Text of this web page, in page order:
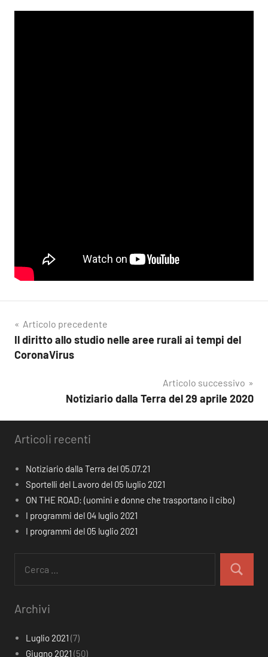
Navigazione
articoli
Articolo precedente
Il diritto allo studio nelle aree rurali ai tempi del
CoronaVirus
Articolo successivo
Notiziario dalla Terra del 29 aprile 2020
Articoli recenti
Notiziario dalla Terra del 05.07.21
Sportelli del Lavoro del 05 luglio 2021
ON THE ROAD: (uomini e donne che trasportano il cibo)
I programmi del 04 luglio 2021
I programmi del 05 luglio 2021
per:
Cerca
Archivi
Luglio 2021 (7)
Giugno 2021 (50)